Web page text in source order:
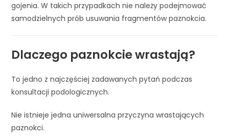
gojenia. W takich przypadkach nie należy podejmować
samodzielnych prób usuwania fragmentów paznokcia.
Dlaczego paznokcie wrastają?
To jedno z najczęściej zadawanych pytań podczas
konsultacji podologicznych.
Nie istnieje jedna uniwersalna przyczyna wrastających
paznokci.